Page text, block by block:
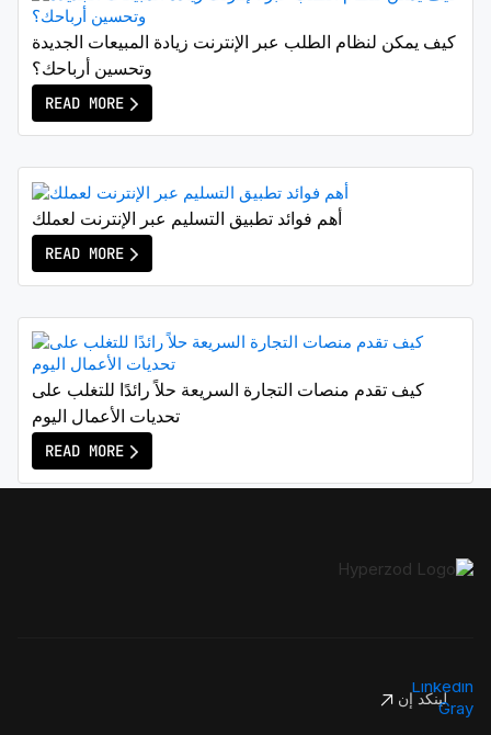
كيف يمكن لنظام الطلب عبر الإنترنت زيادة المبيعات الجديدة
وتحسين أرباحك؟
READ MORE
أهم فوائد تطبيق التسليم عبر الإنترنت لعملك
READ MORE
كيف تقدم منصات التجارة السريعة حلاً رائدًا للتغلب على
تحديات الأعمال اليوم
READ MORE
لينكد إن